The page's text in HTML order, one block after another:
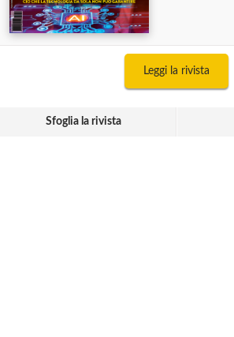
Leggi la rivista
Sfoglia la rivista